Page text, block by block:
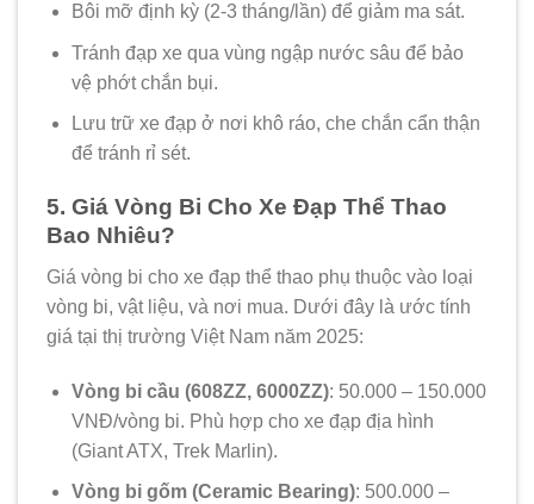
Bôi mỡ định kỳ (2-3 tháng/lần) để giảm ma sát.
Tránh đạp xe qua vùng ngập nước sâu để bảo
vệ phớt chắn bụi.
Lưu trữ xe đạp ở nơi khô ráo, che chắn cẩn thận
để tránh rỉ sét.
5. Giá Vòng Bi Cho Xe Đạp Thể Thao
Bao Nhiêu?
Giá vòng bi cho xe đạp thể thao phụ thuộc vào loại
vòng bi, vật liệu, và nơi mua. Dưới đây là ước tính
giá tại thị trường Việt Nam năm 2025:
Vòng bi cầu (608ZZ, 6000ZZ): 50.000 – 150.000
VNĐ/vòng bi. Phù hợp cho xe đạp địa hình
(Giant ATX, Trek Marlin).
Vòng bi gốm (Ceramic Bearing): 500.000 –